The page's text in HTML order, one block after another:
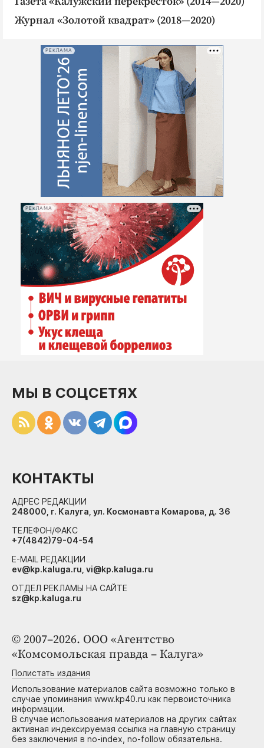
Журнал «Золотой квадрат» (2018—2020)
РЕКЛАМА
РЕКЛАМА
© 2007–2026. ООО «Агентство
«Комсомольская правда – Калуга»
Полистать издания
Использование материалов сайта возможно только в
случае упоминания www.kp40.ru как первоисточника
информации.
В случае использования материалов на других сайтах
активная индексируемая ссылка на главную страницу
без заключения в no-index, no-follow обязательна.
МЫ В СОЦСЕТЯХ
КОНТАКТЫ
АДРЕС РЕДАКЦИИ
248000, г. Калуга, ул. Космонавта Комарова, д. 36
ТЕЛЕФОН/ФАКС
+7(4842)79-04-54
E-MAIL РЕДАКЦИИ
ev@kp.kaluga.ru, vi@kp.kaluga.ru
ОТДЕЛ РЕКЛАМЫ НА САЙТЕ
sz@kp.kaluga.ru